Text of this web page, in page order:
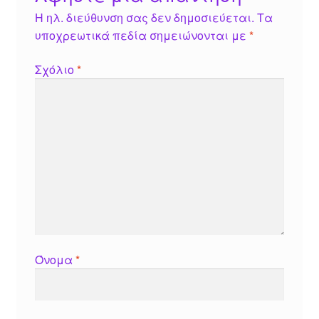
Η ηλ. διεύθυνση σας δεν δημοσιεύεται. Τα
υποχρεωτικά πεδία σημειώνονται με *
Σχόλιο*
Όνομα *